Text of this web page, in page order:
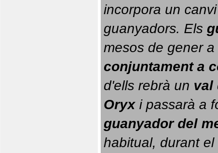
incorpora un
guanyadors. Els
conjuntament a
d'ells rebrà un val
Oryx i passarà a
guanyador del
habitual, durant el